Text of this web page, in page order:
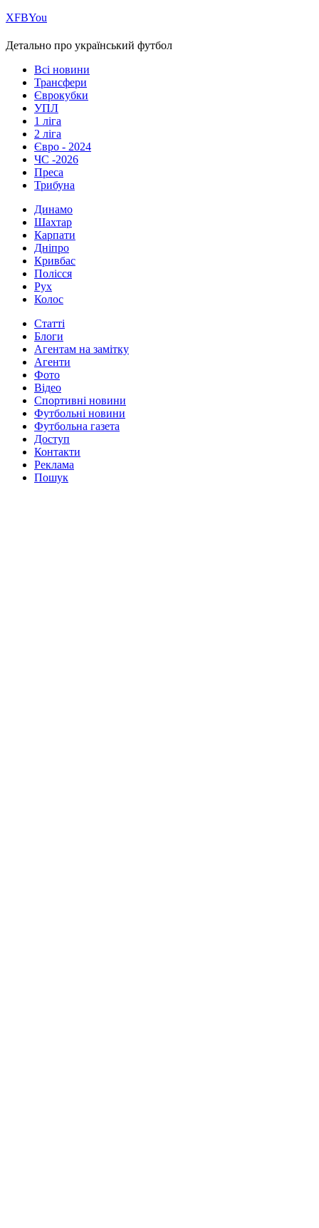
ХFBYou
Детально про український футбол
Всі новини
Трансфери
Єврокубки
УПЛ
1 ліга
2 ліга
Євро - 2024
ЧС -2026
Преса
Трибуна
Динамо
Шахтар
Карпати
Дніпро
Кривбас
Полісся
Рух
Колос
Статті
Блоги
Агентам на замітку
Агенти
Фото
Відео
Спортивні новини
Футбольні новини
Футбольна газета
Доступ
Контакти
Реклама
Пошук